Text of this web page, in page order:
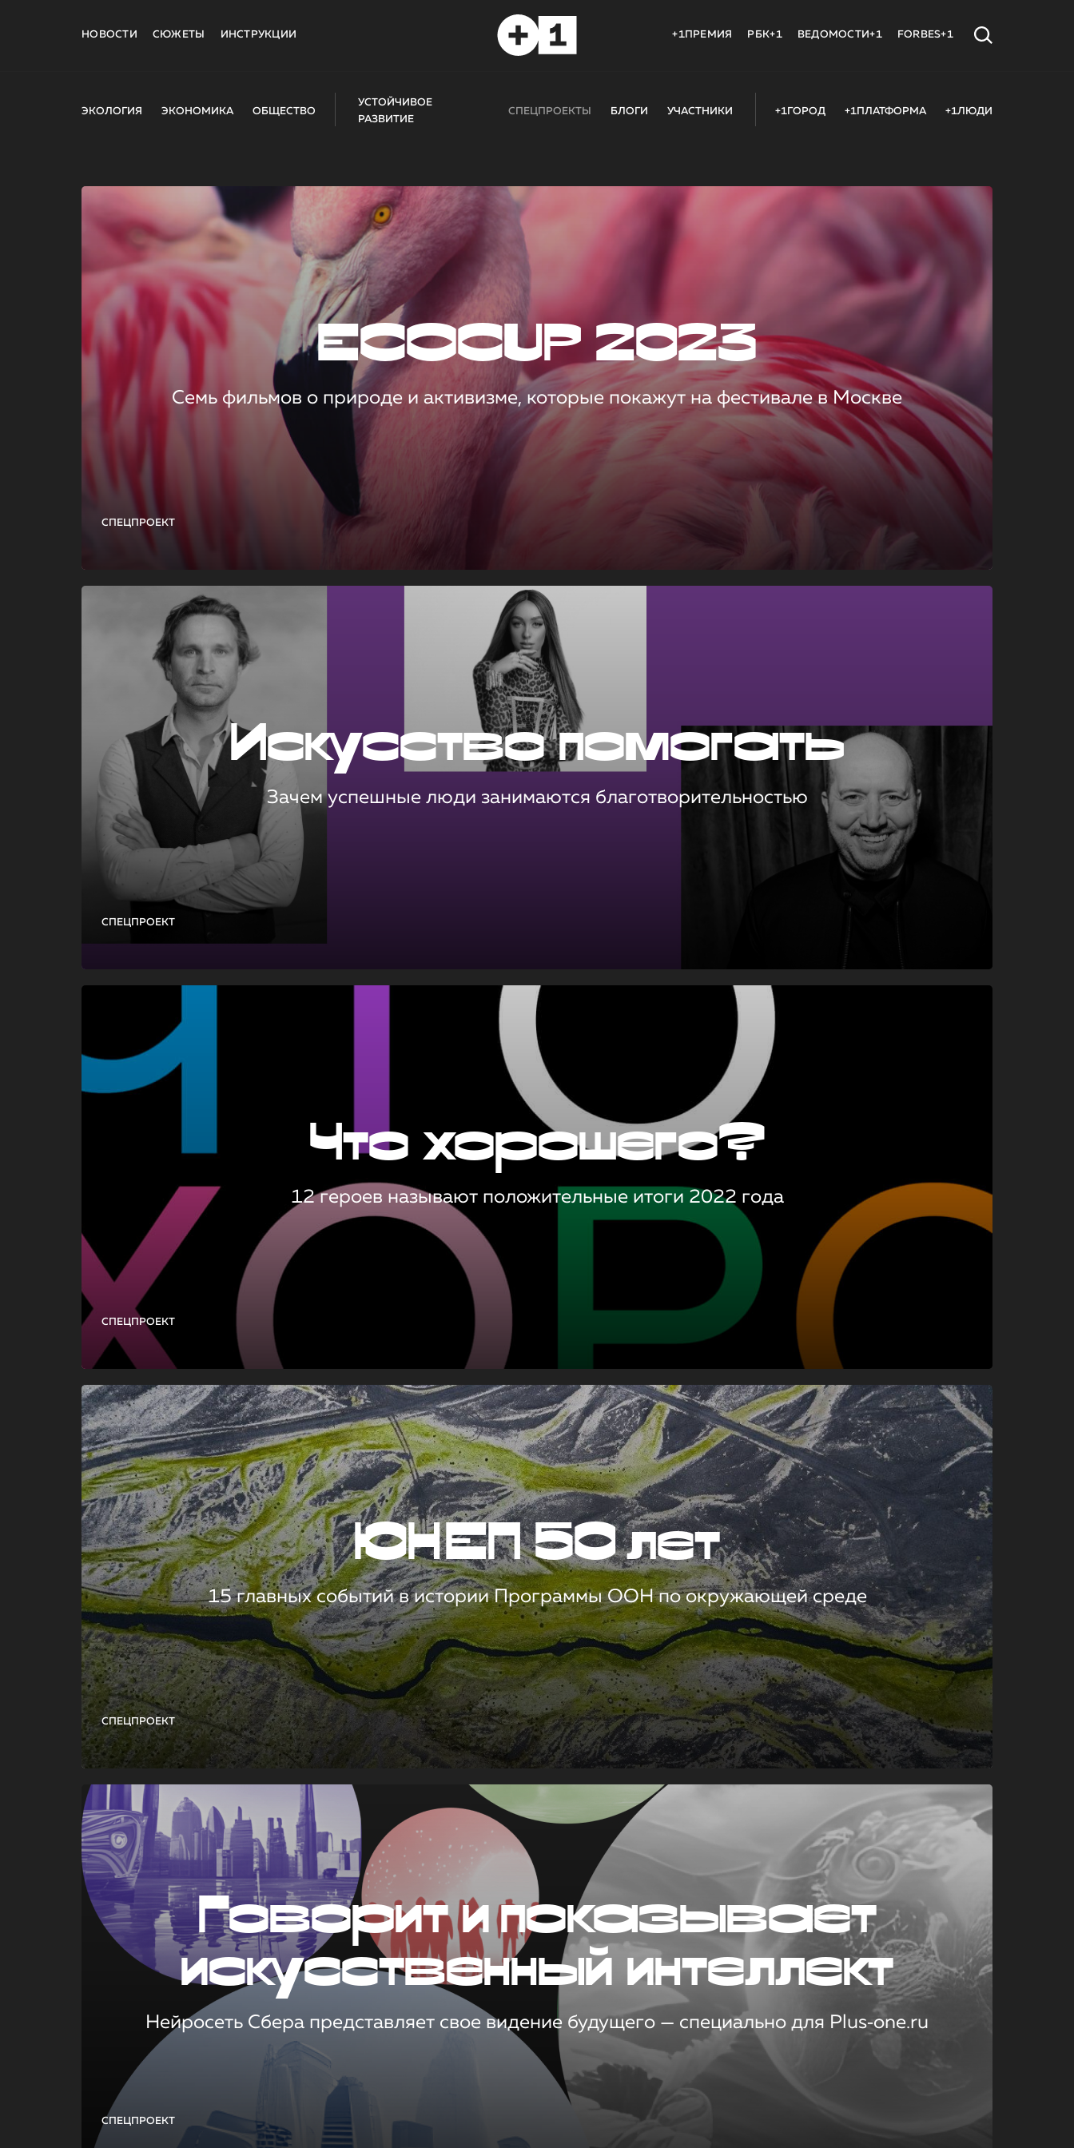
НОВОСТИ СЮЖЕТЫ ИНСТРУКЦИИ +1ПРЕМИЯ РБК+1 ВЕДОМОСТИ+1 FORBES+1
ЭКОЛОГИЯ ЭКОНОМИКА ОБЩЕСТВО
УСТОЙЧИВОЕ
РАЗВИТИЕ
СПЕЦПРОЕКТЫ БЛОГИ УЧАСТНИКИ +1ГОРОД +1ПЛАТФОРМА +1ЛЮДИ
СПЕЦПРОЕКТ
ECOCUP 2023
Семь фильмов о природе и активизме, которые покажут на фестивале в Москве
СПЕЦПРОЕКТ
Искусство помогать
Зачем успешные люди занимаются благотворительностью
СПЕЦПРОЕКТ
Что хорошего?
12 героев называют положительные итоги 2022 года
СПЕЦПРОЕКТ
ЮНЕП 50 лет
15 главных событий в истории Программы ООН по окружающей среде
СПЕЦПРОЕКТ
Говорит и показывает
искусственный интеллект
Нейросеть Сбера представляет свое видение будущего — специально для Plus‑one.ru